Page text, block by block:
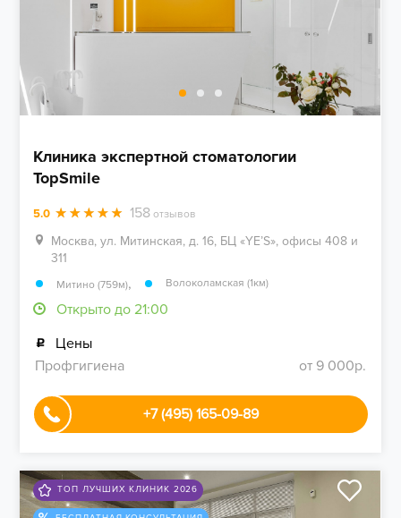
Клиника экспертной стоматологии
TopSmile
5.0 158 отзывов
Москва, ул. Митинская, д. 16, БЦ «YE’S», офисы 408 и
311
Митино (759м), Волоколамская (1км)
Открыто до 21:00
Цены
Профгигиена
от 9 000р.
+7 (495) 165-09-89
ТОП ЛУЧШИХ КЛИНИК 2026